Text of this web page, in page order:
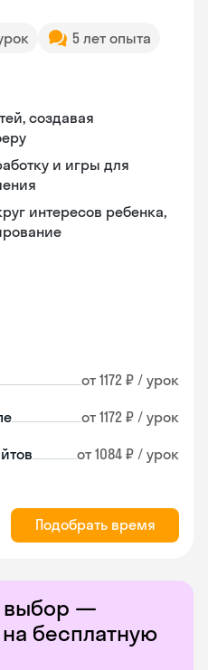
5 лет опыта
создавая
и игры для
интересов ребенка,
от 1172 ₽ / урок
от 1172 ₽ / урок
от 1084 ₽ / урок
Подобрать время
выбор —
на бесплатную